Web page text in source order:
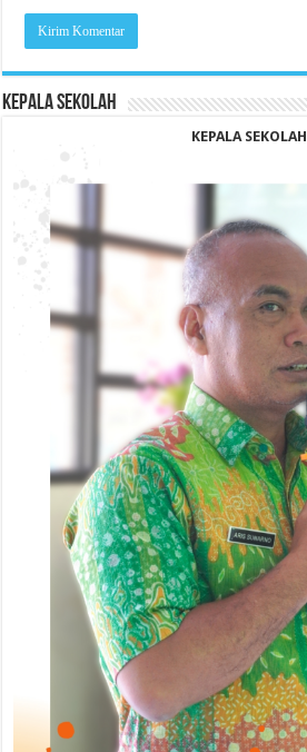
KEPALA SEKOLAH
KEPALA SEKOLAH